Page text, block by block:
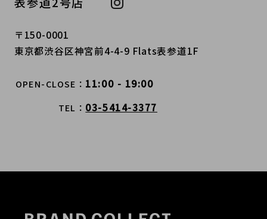
〒150-0001
東京都渋谷区神宮前4-4-9 Flats表参道1F
OPEN-CLOSE 11:00 - 19:00
TEL 03-5414-3377